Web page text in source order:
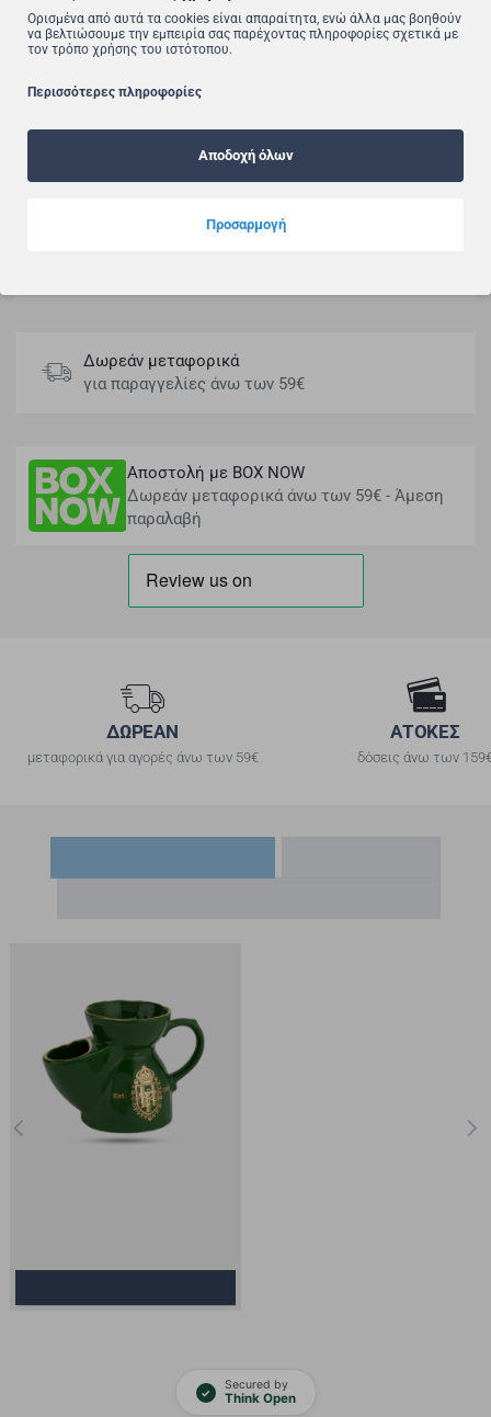
επιστροφή χρημάτων!
Μάθε περισσότερα
Δωρεάν μεταφορικά
για παραγγελίες άνω των 59€
Αποστολή με BOX NOW
Δωρεάν μεταφορικά άνω των 59€ - Άμεση
παραλαβή
ΔΩΡΕΑΝ
μεταφορικά για αγορές άνω των 59€
ΑΤΟΚΕΣ
δόσεις άνω των
✓
Secured by
Think Open
Ορισμένα από αυτά τα cookies είναι απαραίτητα, ενώ άλλα μας βοηθούν
να βελτιώσουμε την εμπειρία σας παρέχοντας πληροφορίες σχετικά με
τον τρόπο χρήσης του ιστότοπου.
Περισσότερες πληροφορίες
Αποδοχή όλων
Προσαρμογή